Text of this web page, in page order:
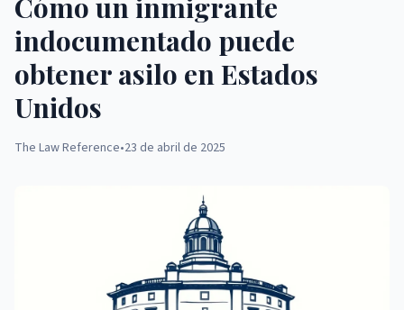
Cómo un inmigrante
indocumentado puede
obtener asilo en Estados
Unidos
The Law Reference•23 de abril de 2025